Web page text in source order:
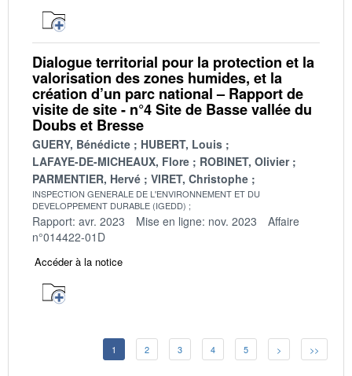
Dialogue territorial pour la protection et la
valorisation des zones humides, et la
création d’un parc national – Rapport de
visite de site - n°4 Site de Basse vallée du
Doubs et Bresse
GUERY, Bénédicte
HUBERT, Louis
LAFAYE-DE-MICHEAUX, Flore
ROBINET, Olivier
PARMENTIER, Hervé
VIRET, Christophe
INSPECTION GENERALE DE L'ENVIRONNEMENT ET DU
DEVELOPPEMENT DURABLE (IGEDD)
Rapport: avr. 2023 Mise en ligne: nov. 2023
Affaire
n°014422-01D
Accéder à la notice
1 2 3 4 5 > >>